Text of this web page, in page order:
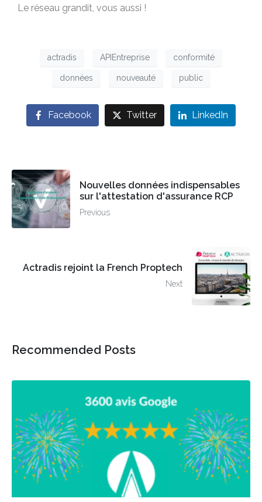
Le réseau grandit, vous aussi !
actradis APIEntreprise conformité
données nouveauté public
Facebook Twitter LinkedIn
Nouvelles données indispensables
sur l'attestation d'assurance RCP
Previous
Actradis rejoint la French Proptech
Next
Recommended Posts